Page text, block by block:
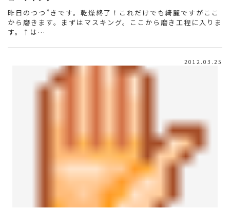
昨日のつつ”きです。乾燥終了！これだけでも綺麗ですがここ
から磨きます。まずはマスキング。ここから磨き工程に入りま
す。↑は…
2012.03.25